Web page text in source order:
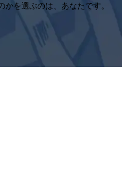
を選ぶのは、あなたです。